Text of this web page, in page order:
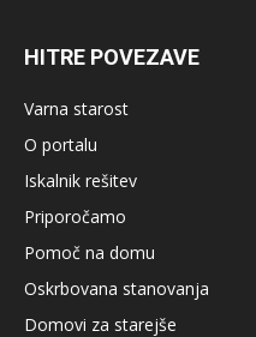
HITRE POVEZAVE
Varna starost
O portalu
Iskalnik rešitev
Priporočamo
Pomoč na domu
Oskrbovana stanovanja
Domovi za starejše